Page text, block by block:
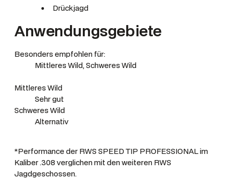
Drückjagd
Anwendungsgebiete
Besonders empfohlen für:
Mittleres Wild, Schweres Wild
Mittleres Wild
Sehr gut
Schweres Wild
Alternativ
*Performance der RWS SPEED TIP PROFESSIONAL im
Kaliber .308 verglichen mit den weiteren RWS
Jagdgeschossen.